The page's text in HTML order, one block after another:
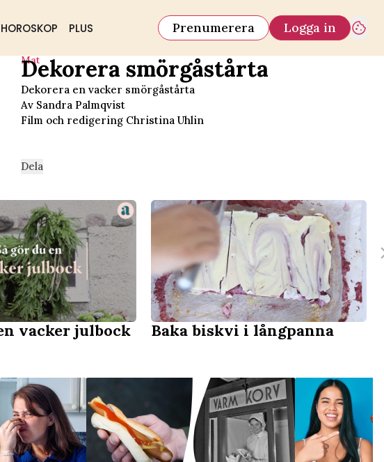
HOROSKOP PLUS Prenumerera Logga in
Mat
Dekorera smörgåstårta
Dekorera en vacker smörgåstårta
Av Sandra Palmqvist
Film och redigering Christina Uhlin
Dela
vacker julbock Baka biskvi i långpanna